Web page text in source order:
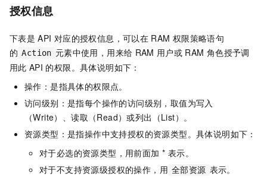
授权信息
下表是 API 对应的授权信息，可以在 RAM 权限策略语句
的 Action 元素中使用，用来给 RAM 用户或 RAM 角色授予调
用此 API 的权限。具体说明如下：
操作：是指具体的权限点。
访问级别：是指每个操作的访问级别，取值为写入
（Write）、读取（Read）或列出（List）。
资源类型：是指操作中支持授权的资源类型。具体说明如下：
对于必选的资源类型，用前面加 * 表示。
对于不支持资源级授权的操作，用 全部资源 表示。